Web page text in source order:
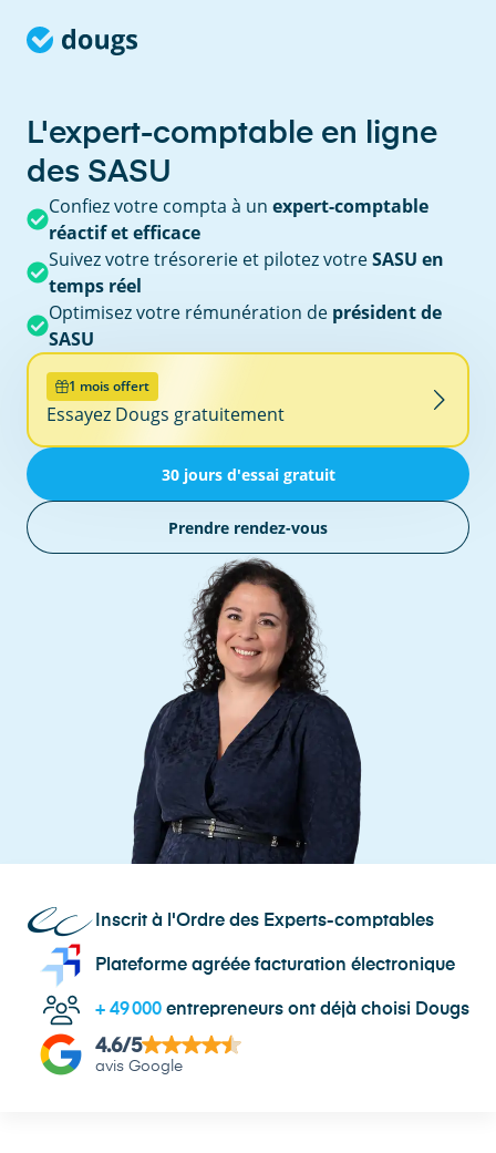
L'expert-comptable en ligne
des SASU
Confiez votre compta à un expert-comptable
réactif et efficace
Suivez votre trésorerie et pilotez votreSASU en
temps réel
Optimisez votre rémunération de président de
SASU
1 mois offert
Essayez Dougs gratuitement
30 jours d'essai gratuit
Prendre rendez-vous
Inscrit à l'Ordre des Experts-comptables
Plateforme agréée facturation électronique
+ 49 000 entrepreneurs ont déjà choisi Dougs
4.6/5
avis Google